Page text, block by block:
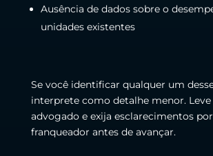
Ausência de dados sobre o
unidades existentes
Se você identificar qualquer um
interprete como detalhe menor. Leve
advogado e exija esclarecimentos
franqueador antes de avançar.